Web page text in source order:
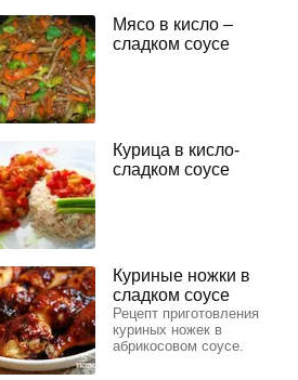
Мясо в кисло –
сладком соусе
Курица в кисло-
сладком соусе
Куриные ножки в
сладком соусе
Рецепт приготовления
куриных ножек в
абрикосовом соусе.